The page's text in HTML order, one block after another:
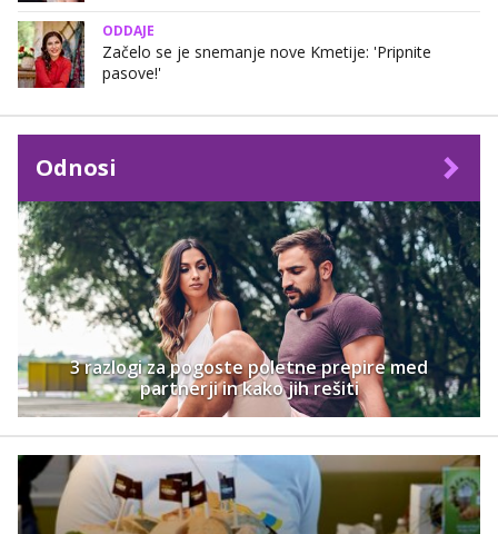
ODDAJE
Začelo se je snemanje nove Kmetije: 'Pripnite
pasove!'
Odnosi
3 razlogi za pogoste poletne prepire med
partnerji in kako jih rešiti